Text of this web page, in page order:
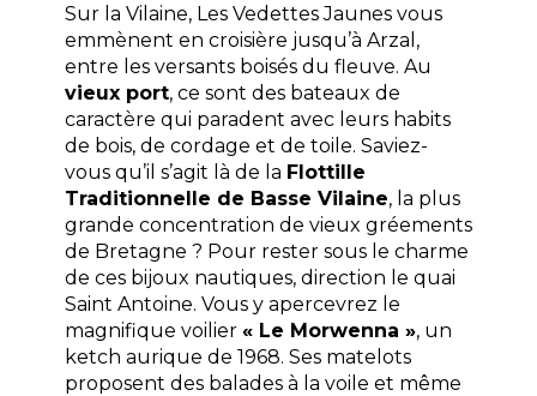
Sur la Vilaine, Les Vedettes Jaunes vous
emmènent en croisière jusqu’à Arzal,
entre les versants boisés du fleuve. Au
vieux port, ce sont des bateaux de
caractère qui paradent avec leurs habits
de bois, de cordage et de toile. Saviez-
vous qu’il s’agit là de la Flottille
Traditionnelle de Basse Vilaine, la plus
grande concentration de vieux gréements
de Bretagne ? Pour rester sous le charme
de ces bijoux nautiques, direction le quai
Saint Antoine. Vous y apercevrez le
magnifique voilier « Le Morwenna », un
ketch aurique de 1968. Ses matelots
proposent des balades à la voile et même